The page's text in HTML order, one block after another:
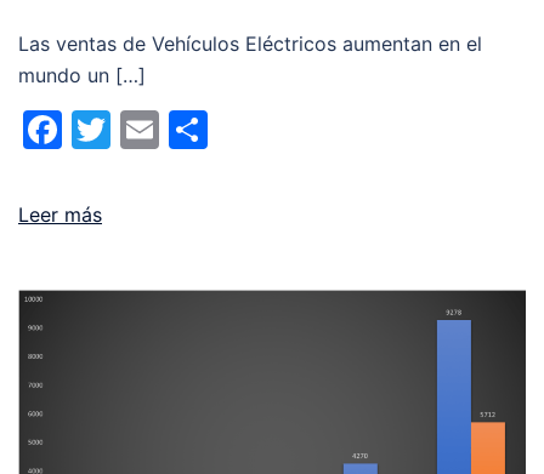
Las ventas de Vehículos Eléctricos aumentan en el
mundo un […]
Facebook
Twitter
Email
Leer más